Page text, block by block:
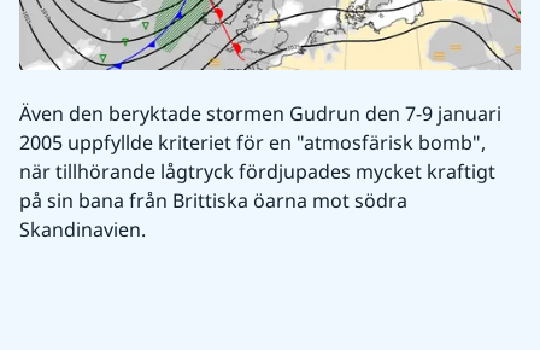
Även den beryktade stormen Gudrun den 7-9 januari
2005 uppfyllde kriteriet för en "atmosfärisk bomb",
när tillhörande lågtryck fördjupades mycket kraftigt
på sin bana från Brittiska öarna mot södra
Skandinavien.